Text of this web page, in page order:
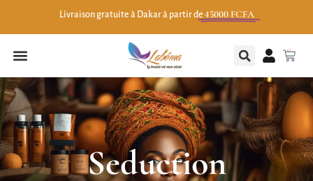
Livraison gratuite à Dakar à partir de 45000 FCFA
0
Seduction